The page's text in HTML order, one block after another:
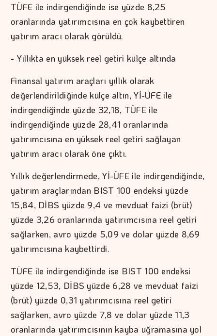
TÜFE ile indirgendiğinde ise yüzde 8,25
oranlarında yatırımcısına en çok kaybettiren
yatırım aracı olarak görüldü.
- Yıllıkta en yüksek reel getiri külçe altında
Finansal yatırım araçları yıllık olarak
değerlendirildiğinde külçe altın, Yİ-ÜFE ile
indirgendiğinde yüzde 32,18, TÜFE ile
indirgendiğinde yüzde 28,41 oranlarında
yatırımcısına en yüksek reel getiri sağlayan
yatırım aracı olarak öne çıktı.
Yıllık değerlendirmede, Yİ-ÜFE ile indirgendiğinde,
yatırım araçlarından BIST 100 endeksi yüzde
15,84, DİBS yüzde 9,4 ve mevduat faizi (brüt)
yüzde 3,26 oranlarında yatırımcısına reel getiri
sağlarken, avro yüzde 5,09 ve dolar yüzde 8,69
yatırımcısına kaybettirdi.
TÜFE ile indirgendiğinde ise BIST 100 endeksi
yüzde 12,53, DİBS yüzde 6,28 ve mevduat faizi
(brüt) yüzde 0,31 yatırımcısına reel getiri
sağlarken, avro yüzde 7,8 ve dolar yüzde 11,3
oranlarında yatırımcısının kayba uğramasına yol